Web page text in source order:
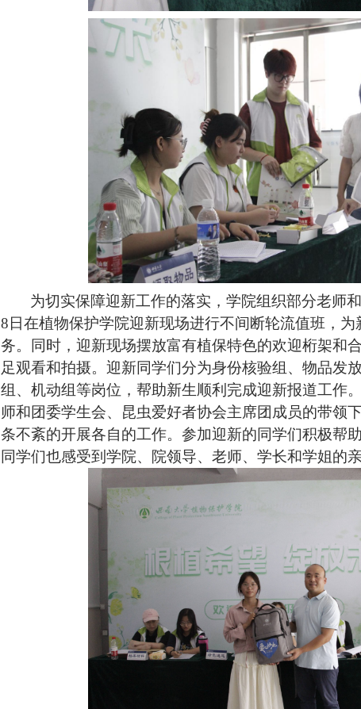
为切实保障迎新工作的落实，学院组织部分老师
8日在植物保护学院迎新现场进行不间断轮流值班，
务。同时，迎新现场摆放富有植保特色的欢迎桁架和
足观看和拍摄。迎新同学们分为身份核验组、物品发
组、机动组等岗位，帮助新生顺利完成迎新报道工作
师和团委学生会、昆虫爱好者协会主席团成员的带领
条不紊的开展各自的工作。参加迎新的同学们积极帮
同学们也感受到学院、院领导、老师、学长和学姐的